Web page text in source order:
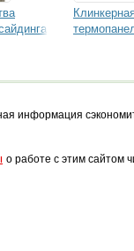
информация
о работе с этим сайтом